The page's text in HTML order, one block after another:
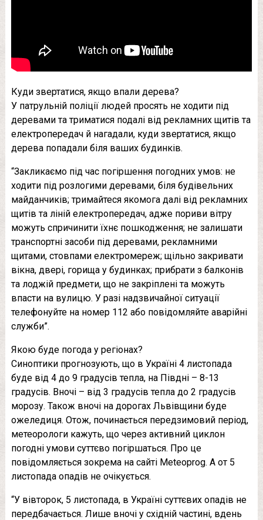
Куди звертатися, якщо впали дерева?
У патрульній поліції людей просять не ходити під
деревами та триматися подалі від рекламних щитів та
електропередач й нагадали, куди звертатися, якщо
дерева попадали біля ваших будинків.
“Закликаємо під час погіршення погодних умов: не
ходити під розлогими деревами, біля будівельних
майданчиків; тримайтеся якомога далі від рекламних
щитів та ліній електропередач, адже пориви вітру
можуть спричинити їхнє пошкодження; не залишати
транспортні засоби під деревами, рекламними
щитами, стовпами електромереж; щільно закривати
вікна, двері, горища у будинках; прибрати з балконів
та лоджій предмети, що не закріплені та можуть
впасти на вулицю. У разі надзвичайної ситуації
телефонуйте на номер 112 або повідомляйте аварійні
служби”.
Якою буде погода у регіонах?
Синоптики прогнозують, що в Україні 4 листопада
буде від 4 до 9 градусів тепла, на Півдні – 8-13
градусів. Вночі – від 3 градусів тепла до 2 градусів
морозу. Також вночі на дорогах Львівщини буде
ожеледиця. Отож, починається передзимовий період,
метеорологи кажуть, що через активний циклон
погодні умови суттєво погіршаться. Про це
повідомляється зокрема на сайті Meteoprog. А от 5
листопада опадів не очікується.
“У вівторок, 5 листопада, в Україні суттєвих опадів не
передбачається. Лише вночі у східній частині, вдень